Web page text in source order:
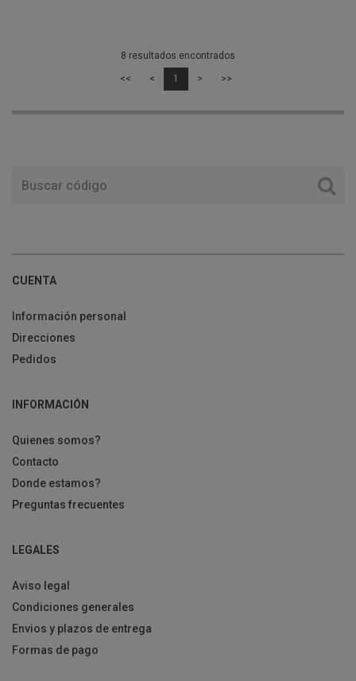
8 resultados encontrados
<< < 1 > >>
CUENTA
Información personal
Direcciones
Pedidos
INFORMACIÓN
Quienes somos?
Contacto
Donde estamos?
Preguntas frecuentes
LEGALES
Aviso legal
Condiciones generales
Envios y plazos de entrega
Formas de pago